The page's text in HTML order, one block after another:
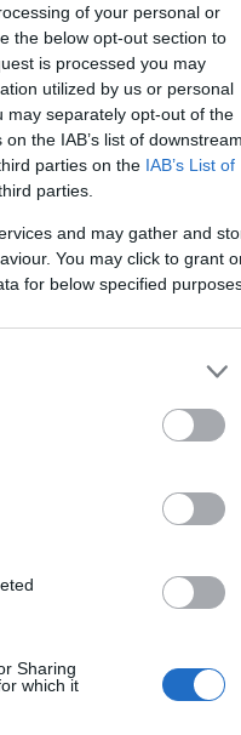
of your personal or
the below opt-out section to
is processed you may
utilized by us or personal
may separately opt-out of the
the IAB’s list of downstream
parties on the IAB’s List of
parties.
and may gather and
You may click to grant
for below specified
Sharing
which it
e stili
i dati di